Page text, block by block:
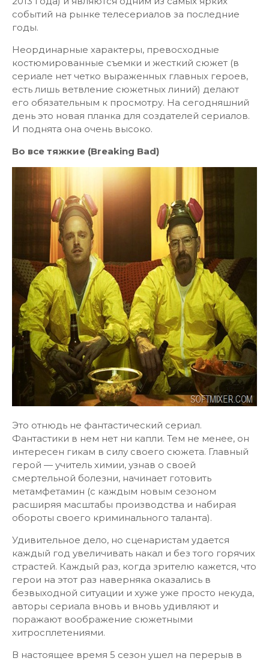
событий на рынке телесериалов за последние
годы.
Неординарные характеры, превосходные
костюмированные съемки и жесткий сюжет (в
сериале нет четко выраженных главных героев,
есть лишь ветвление сюжетных линий) делают
его обязательным к просмотру. На сегодняшний
день это новая планка для создателей сериалов.
И поднята она очень высоко.
Во все тяжкие (Breaking Bad)
Это отнюдь не фантастический сериал.
Фантастики в нем нет ни капли. Тем не менее, он
интересен гикам в силу своего сюжета. Главный
герой — учитель химии, узнав о своей
смертельной болезни, начинает готовить
метамфетамин (с каждым новым сезоном
расширяя масштабы производства и набирая
обороты своего криминального таланта).
Удивительное дело, но сценаристам удается
каждый год увеличивать накал и без того горячих
страстей. Каждый раз, когда зрителю кажется, что
герои на этот раз наверняка оказались в
безвыходной ситуации и хуже уже просто некуда,
авторы сериала вновь и вновь удивляют и
поражают воображение сюжетными
хитросплетениями.
В настоящее время 5 сезон ушел на перерыв в